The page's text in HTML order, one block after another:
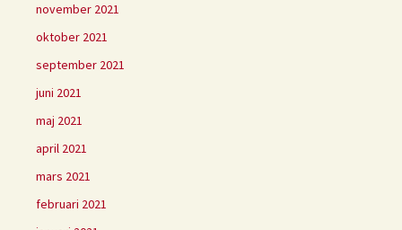
november 2021
oktober 2021
september 2021
juni 2021
maj 2021
april 2021
mars 2021
februari 2021